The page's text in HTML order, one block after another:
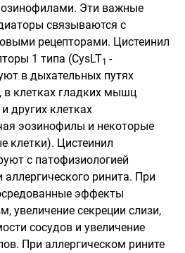
Эти важные
связываются с
рецепторами. Цистеинил
1 типа (CysLT1 -
в дыхательных путях
в клетках гладких мышц
других клетках
эозинофилы и некоторые
клетки). Цистеинил
с патофизиологией
ринита. При
эффекты
увеличение секреции слизи,
сосудов и увеличение
При аллергическом рините